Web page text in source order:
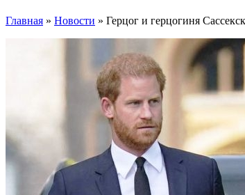
Главная » Новости » Герцог и герцогиня